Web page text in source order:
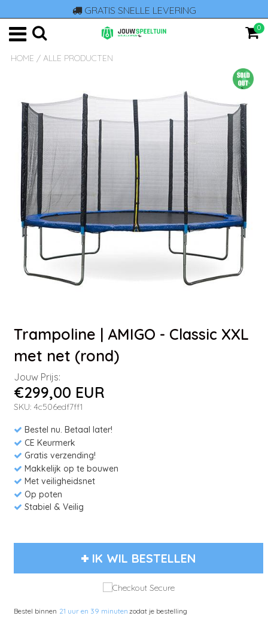
GRATIS SNELLE LEVERING
0
HOME / ALLE PRODUCTEN
Trampoline | AMIGO - Classic XXL
met net (rond)
Jouw Prijs:
€299,00 EUR
SKU: 4c506edf7ff1
Bestel nu. Betaal later!
CE Keurmerk
Gratis verzending!
Makkelijk op te bouwen
Met veiligheidsnet
Op poten
Stabiel & Veilig
IK WIL BESTELLEN
Bestel binnen 21 uur en 39 minutenzodat je bestelling